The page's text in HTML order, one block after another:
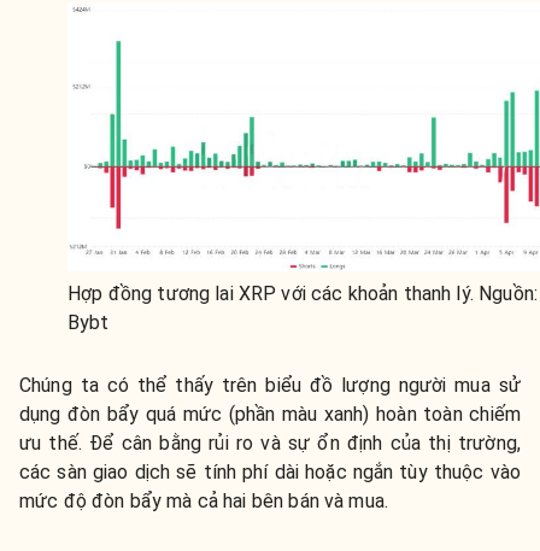
Hợp đồng tương lai XRP với các khoản thanh lý. Nguồn:
Bybt
Chúng ta có thể thấy trên biểu đồ lượng người mua sử
dụng đòn bẩy quá mức (phần màu xanh) hoàn toàn chiếm
ưu thế. Để cân bằng rủi ro và sự ổn định của thị trường,
các sàn giao dịch sẽ tính phí dài hoặc ngắn tùy thuộc vào
mức độ đòn bẩy mà cả hai bên bán và mua.